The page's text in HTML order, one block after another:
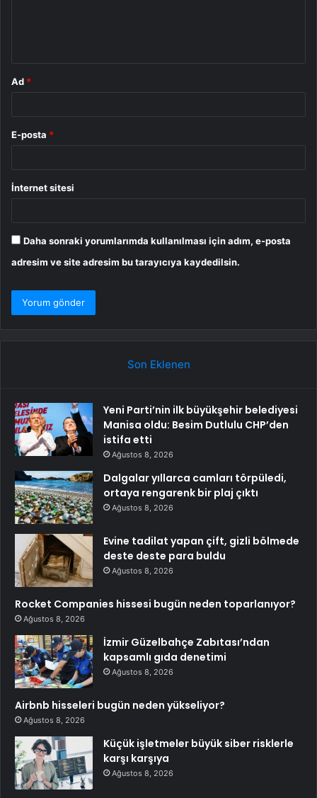
Ad *
E-posta *
İnternet sitesi
Daha sonraki yorumlarımda kullanılması için adım, e-posta
adresim ve site adresim bu tarayıcıya kaydedilsin.
Son Eklenen
Yeni Parti’nin ilk büyükşehir belediyesi
Manisa oldu: Besim Dutlulu CHP’den
istifa etti
Ağustos 8, 2026
Dalgalar yıllarca camları törpüledi,
ortaya rengarenk bir plaj çıktı
Ağustos 8, 2026
Evine tadilat yapan çift, gizli bölmede
deste deste para buldu
Ağustos 8, 2026
Rocket Companies hissesi bugün neden toparlanıyor?
Ağustos 8, 2026
İzmir Güzelbahçe Zabıtası’ndan
kapsamlı gıda denetimi
Ağustos 8, 2026
Airbnb hisseleri bugün neden yükseliyor?
Ağustos 8, 2026
Küçük işletmeler büyük siber risklerle
karşı karşıya
Ağustos 8, 2026